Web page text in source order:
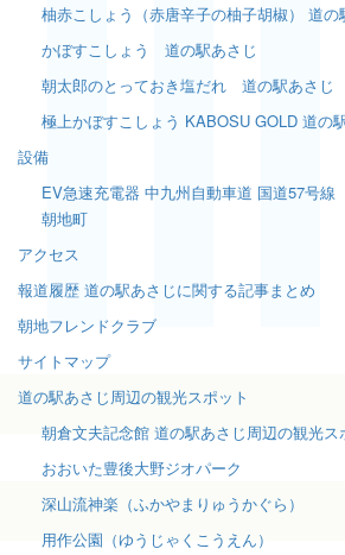
柚赤こしょう（赤唐辛子の柚子胡椒） 道の
かぼすこしょう 道の駅あさじ
朝太郎のとっておき塩だれ 道の駅あさじ
極上かぼすこしょう KABOSU GOLD 道の
設備
EV急速充電器 中九州自動車道 国道57号
朝地町
アクセス
報道履歴 道の駅あさじに関する記事まとめ
朝地フレンドクラブ
サイトマップ
道の駅あさじ周辺の観光スポット
朝倉文夫記念館 道の駅あさじ周辺の観光ス
おおいた豊後大野ジオパーク
深山流神楽（ふかやまりゅうかぐら）
用作公園（ゆうじゃくこうえん）